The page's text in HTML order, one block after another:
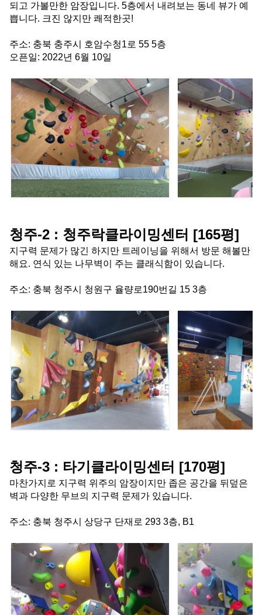
되고 가볼만한 암장입니다. 5층에서 내려보는 동네 뷰가 예
쁩니다. 크진 않지만 쾌적한곳!
주소: 충북 충주시 호암수청1로 55 5층
오픈일: 2022년 6월 10일
청주-2 : 청주락클라이밍센터 [165평]
지구력 문제가 많긴 하지만 트레이닝을 위해서 방문 해볼만
해요. 연식 있는 나무벽이 주는 클래식함이 있습니다.
주소: 충북 청주시 청원구 율량로190번길 15 3층
청주-3 : 타기클라이밍센터 [170평]
마찬가지로 지구력 위주의 암장이지만 좁은 공간을 뒤덮은
벽과 다양한 무브의 지구력 문제가 있습니다.
주소: 충북 청주시 상당구 단재로 293 3층, B1